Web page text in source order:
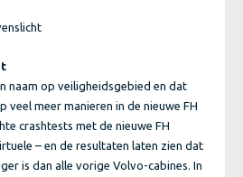
naam op veiligheidsgebied en dat
veel meer manieren in de nieuwe FH
crashtests met de nieuwe FH
– en de resultaten laten zien dat
is dan alle vorige Volvo-cabines. In